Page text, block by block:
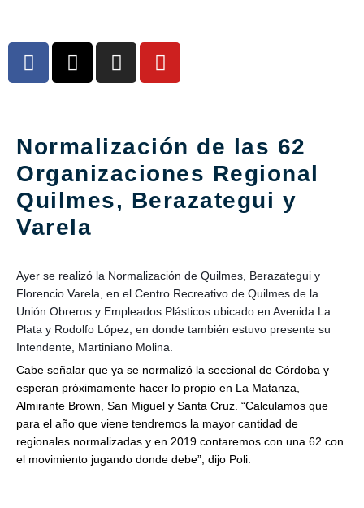
Normalización de las 62
Organizaciones Regional
Quilmes, Berazategui y
Varela
Ayer se realizó la Normalización de Quilmes, Berazategui y
Florencio Varela, en el Centro Recreativo de Quilmes de la
Unión Obreros y Empleados Plásticos ubicado en Avenida La
Plata y Rodolfo López, en donde también estuvo presente su
Intendente, Martiniano Molina.
Cabe señalar que ya se normalizó la seccional de Córdoba y
esperan próximamente hacer lo propio en La Matanza,
Almirante Brown, San Miguel y Santa Cruz. “Calculamos que
para el año que viene tendremos la mayor cantidad de
regionales normalizadas y en 2019 contaremos con una 62 con
el movimiento jugando donde debe”, dijo Poli.